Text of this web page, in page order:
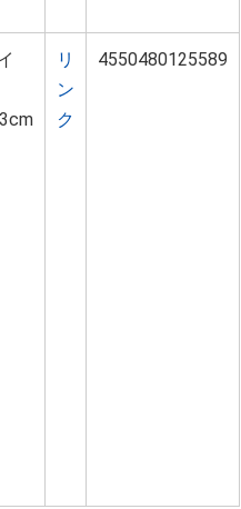
リ
ン
ク
4550480125589